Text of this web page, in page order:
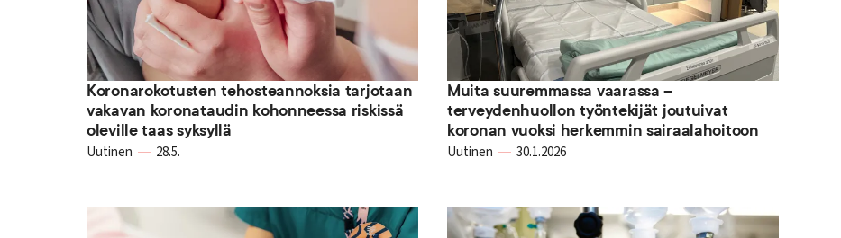
Koronarokotusten tehosteannoksia tarjotaan
vakavan koronataudin kohonneessa riskissä
oleville taas syksyllä
Uutinen 28.5.
Muita suuremmassa vaarassa –
terveydenhuollon työntekijät joutuivat
koronan vuoksi herkemmin sairaalahoitoon
Uutinen 30.1.2026